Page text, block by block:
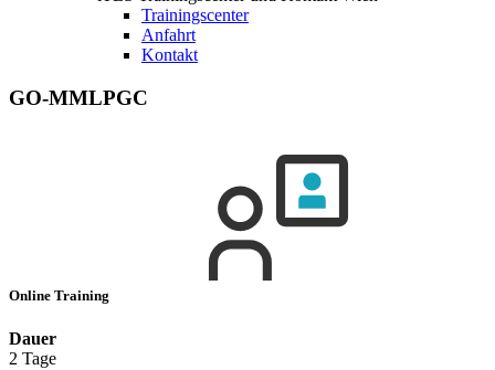
Trainingscenter
Anfahrt
Kontakt
GO-MMLPGC
Online Training
Dauer
2 Tage